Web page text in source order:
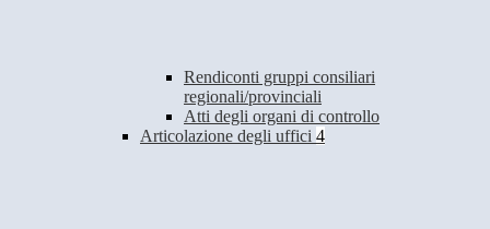
Rendiconti gruppi consiliari
regionali/provinciali
Atti degli organi di controllo
Articolazione degli uffici 4